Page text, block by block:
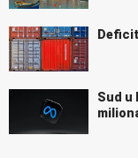
Sud u